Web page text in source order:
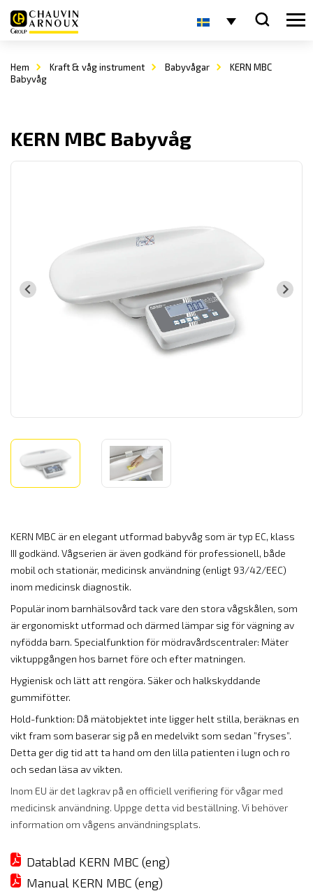
Hem Kraft & våg instrument Babyvågar
KERN MBC
Babyvåg
KERN MBC Babyvåg
KERN MBC är en elegant utformad babyvåg som är typ EC, klass
III godkänd. Vågserien är även godkänd för professionell, både
mobil och stationär, medicinsk användning (enligt 93/42/EEC)
inom medicinsk diagnostik.
Populär inom barnhälsovård tack vare den stora vågskålen, som
är ergonomiskt utformad och därmed lämpar sig för vägning av
nyfödda barn. Specialfunktion för mödravårdscentraler: Mäter
viktuppgången hos barnet före och efter matningen.
Hygienisk och lätt att rengöra. Säker och halkskyddande
gummifötter.
Hold-funktion: Då mätobjektet inte ligger helt stilla, beräknas en
vikt fram som baserar sig på en medelvikt som sedan ”fryses”.
Detta ger dig tid att ta hand om den lilla patienten i lugn och ro
och sedan läsa av vikten.
Inom EU är det lagkrav på en officiell verifiering för vågar med
medicinsk användning. Uppge detta vid beställning. Vi behöver
information om vågens användningsplats.
Datablad KERN MBC (eng)
Manual KERN MBC (eng)